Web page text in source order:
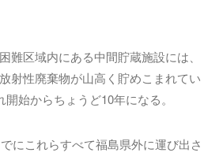
難区域内にある中間貯蔵施設には、
射性廃棄物が山高く貯めこまれてい
始からちょうど10年になる。
にこれらすべて福島県外に運び出さ